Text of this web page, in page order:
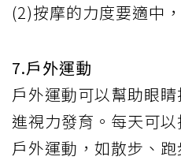
(2)按摩的力度要適中
7.戶外運動
戶外運動可以幫助眼
進視力發育。每天可
戶外運動，如散步、跑